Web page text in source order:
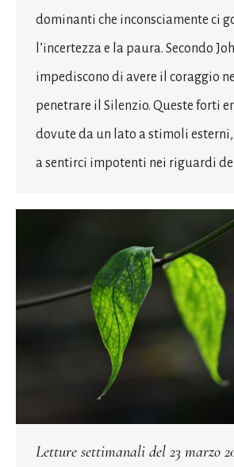
dominanti che inconsciamente ci
l’incertezza e la paura. Secondo
impediscono di avere il coraggio
penetrare il Silenzio. Queste forti
dovute da un lato a stimoli
a sentirci impotenti nei riguardi
Letture settimanali del 23 marzo